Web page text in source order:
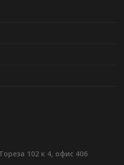
102 к 4, офис 406